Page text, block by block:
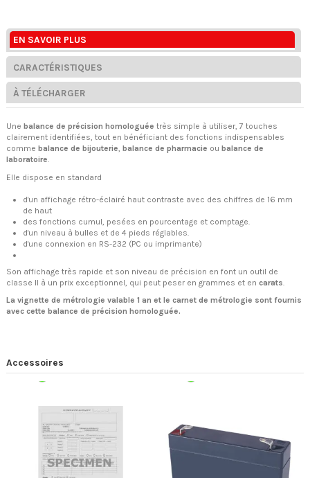
EN SAVOIR PLUS
CARACTÉRISTIQUES
À TÉLÉCHARGER
Une balance de précision homologuée très simple à utiliser, 7 touches
clairement identifiées, tout en bénéficiant des fonctions indispensables
comme balance de bijouterie, balance de pharmacie ou balance de
laboratoire.
Elle dispose en standard
d'un affichage rétro-éclairé haut contraste avec des chiffres de 16 mm
de haut
des fonctions cumul, pesées en pourcentage et comptage.
d'un niveau à bulles et de 4 pieds réglables.
d'une connexion en RS-232 (PC ou imprimante)
Son affichage très rapide et son niveau de précision en font un outil de
classe II à un prix exceptionnel, qui peut peser en grammes et en carats
La vignette de métrologie valable 1 an et le carnet de métrologie sont fournis
avec cette balance de précision homologuée.
Accessoires
Expédition 48/72h Expédition 48/72h